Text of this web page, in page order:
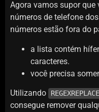
Agora vamos supor que
números de telefone
números estão fora do
a lista contém
caracteres.
você precisa
Utilizando REGEXREPLACE
consegue remover